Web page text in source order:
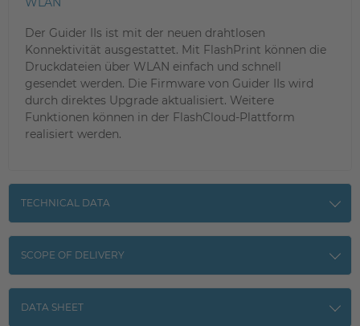
Der Guider IIs ist mit der neuen drahtlosen
Konnektivität ausgestattet. Mit FlashPrint können die
Druckdateien über WLAN einfach und schnell
gesendet werden. Die Firmware von Guider IIs wird
durch direktes Upgrade aktualisiert. Weitere
Funktionen können in der FlashCloud-Plattform
realisiert werden.
TECHNICAL DATA
SCOPE OF DELIVERY
DATA SHEET